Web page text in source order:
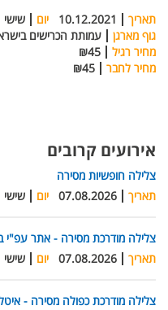
תאריך
10.12.2021 יום שישי
גוף מארגן
עמותת הכרישים
מחיר רגיל
₪45
מחיר לחבר
₪45
אירועים קרובים
צלילה חופשיות מסירה
תאריך
07.08.2026 יום שישי
צלילה מודרכת מסירה - אתר עפ"י
תאריך
07.08.2026 יום שישי
צלילה מודרכת כפולה מסירה -